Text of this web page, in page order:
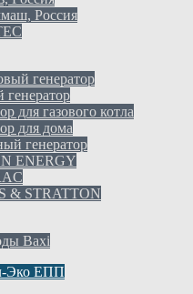
Россия
генератор
генератор
для газового котла
для дома
генератор
ENERGY
& STRATTON
Baxi
Эко ЕПП